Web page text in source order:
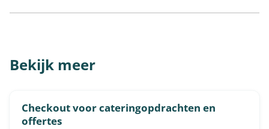
Bekijk meer
Checkout voor cateringopdrachten en
offertes